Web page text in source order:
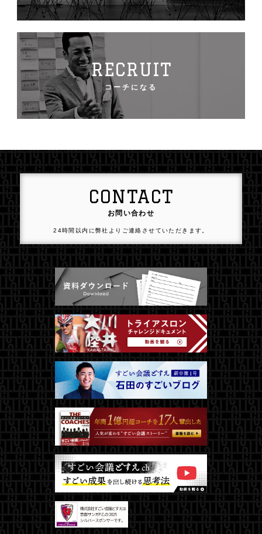
RECRUIT
コーチになる
CONTACT
お問い合わせ
24時間以内に弊社よりご連絡させていただきます。